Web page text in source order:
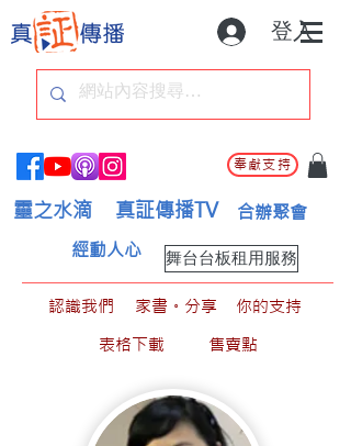
登入
奉獻支持
靈之水滴 真証傳播TV 合辦聚會
舞台台板租用服務
經動人心
認識我們 家書。分享
你的支持
表格下載
售賣點